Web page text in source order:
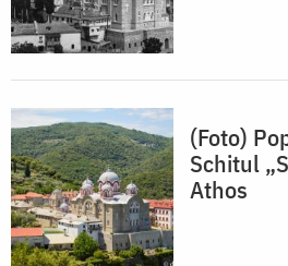
(Foto)
Schitul
Athos